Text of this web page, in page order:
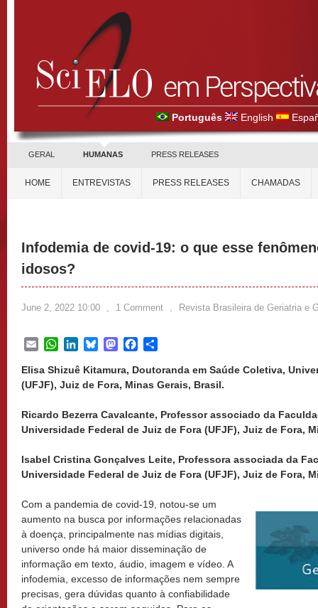
Português English
GERAL HUMANAS PRESS RELEASES
HOME ENTREVISTAS PRESS RELEASES CHAMADAS
Infodemia de covid-19: o que esse
idosos?
June 2, 2022 10:00 , 1 Comment , Revista Brasileira de Geriatria e
EmailWhatsApp
LinkedInBlueskyMastodonFacebook
Elisa Shizuê Kitamura, Doutoranda em Saúde Coletiva,
(UFJF), Juiz de Fora, Minas Gerais, Brasil.
Ricardo Bezerra Cavalcante, Professor associado da
Universidade Federal de Juiz de Fora (UFJF), Juiz de Fora,
Isabel Cristina Gonçalves Leite, Professora associada da
Universidade Federal de Juiz de Fora (UFJF), Juiz de Fora,
Com a pandemia de covid-19, notou-se um
aumento na busca por informações relacionadas
à doença, principalmente nas mídias digitais,
universo onde há maior disseminação de
informação em texto, áudio, imagem e vídeo. A
infodemia, excesso de informações nem sempre
precisas, gera dúvidas quanto à confiabilidade